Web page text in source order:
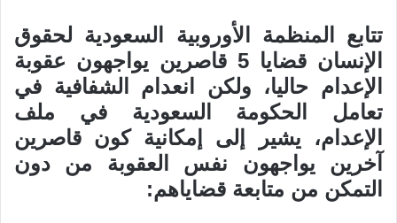
تتابع المنظمة الأوروبية السعودية لحقوق
الإنسان قضايا 5 قاصرين يواجهون عقوبة
الإعدام حاليا، ولكن انعدام الشفافية في
تعامل الحكومة السعودية في ملف
الإعدام، يشير إلى إمكانية كون قاصرين
آخرين يواجهون نفس العقوبة من دون
التمكن من متابعة قضاياهم: